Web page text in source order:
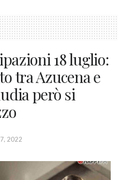
18 luglio:
tra Azucena e
però si
2022